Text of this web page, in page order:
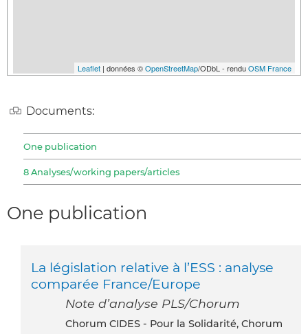
Leaflet | données ©OpenStreetMap/ODbL - renduOSM France
Documents:
One publication
8 Analyses/working papers/articles
One publication
La législation relative à l’ESS : analyse
comparée France/Europe
Note d’analyse PLS/Chorum
Chorum CIDES - Pour la Solidarité, Chorum